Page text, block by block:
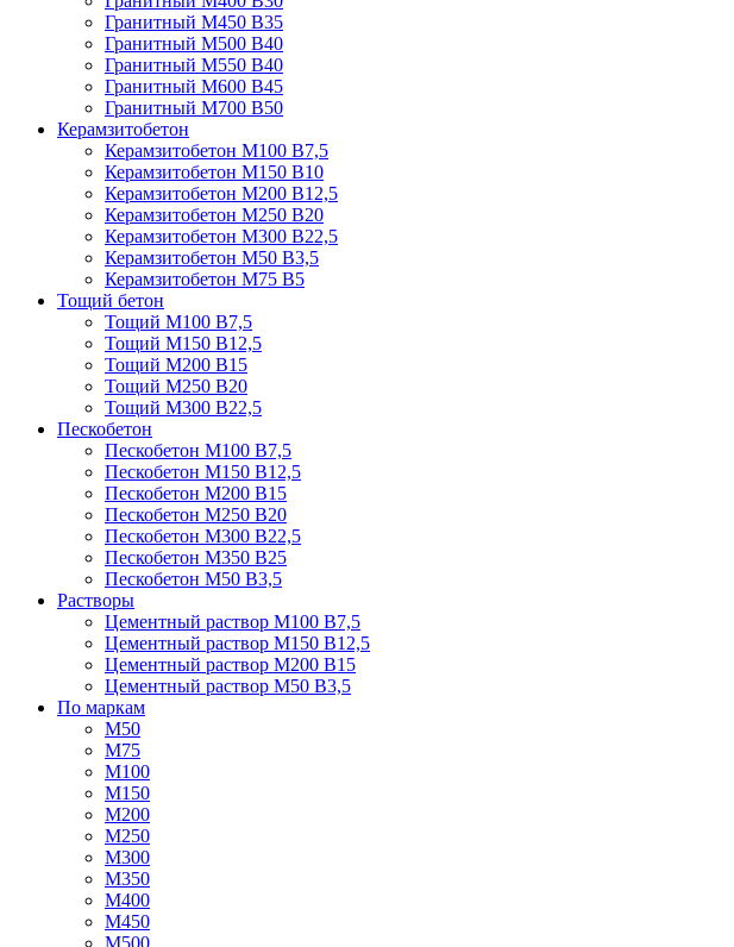
Гранитный М450 В35
Гранитный М500 В40
Гранитный М550 В40
Гранитный М600 В45
Гранитный М700 В50
Керамзитобетон
Керамзитобетон М100 В7,5
Керамзитобетон М150 В10
Керамзитобетон М200 В12,5
Керамзитобетон М250 В20
Керамзитобетон М300 В22,5
Керамзитобетон М50 В3,5
Керамзитобетон М75 В5
Тощий бетон
Тощий М100 В7,5
Тощий М150 В12,5
Тощий М200 В15
Тощий М250 В20
Тощий М300 В22,5
Пескобетон
Пескобетон М100 В7,5
Пескобетон М150 В12,5
Пескобетон М200 В15
Пескобетон М250 В20
Пескобетон М300 В22,5
Пескобетон М350 В25
Пескобетон М50 В3,5
Растворы
Цементный раствор М100 В7,5
Цементный раствор М150 В12,5
Цементный раствор М200 В15
Цементный раствор М50 В3,5
По маркам
М50
М75
М100
М150
М200
М250
М300
М350
М400
М450
М500